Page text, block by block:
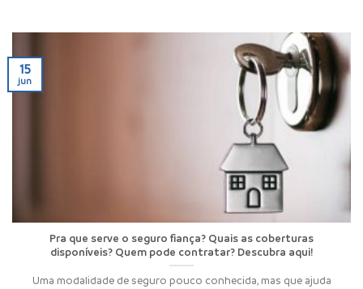
Pra que serve o seguro fiança? Quais as coberturas
disponíveis? Quem pode contratar? Descubra aqui!
Uma modalidade de seguro pouco conhecida, mas que ajuda
15
jun